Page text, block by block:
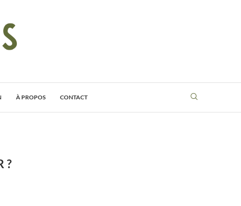
À PROPOS CONTACT
?